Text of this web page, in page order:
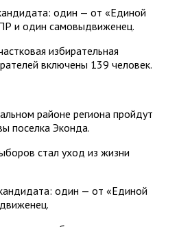
один — от «Единой
и один самовыдвиженец.
избирательная
включены 139 человек.
районе региона пройдут
поселка Эконда.
стал уход из жизни
один — от «Единой